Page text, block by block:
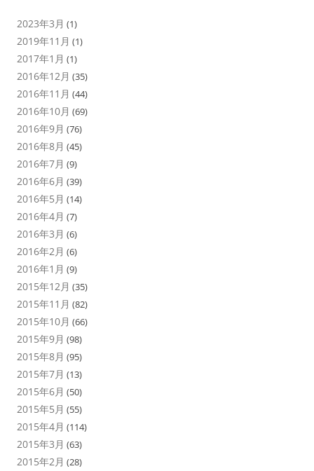
2023年3月 (1)
2019年11月 (1)
2017年1月 (1)
2016年12月 (35)
2016年11月 (44)
2016年10月 (69)
2016年9月 (76)
2016年8月 (45)
2016年7月 (9)
2016年6月 (39)
2016年5月 (14)
2016年4月 (7)
2016年3月 (6)
2016年2月 (6)
2016年1月 (9)
2015年12月 (35)
2015年11月 (82)
2015年10月 (66)
2015年9月 (98)
2015年8月 (95)
2015年7月 (13)
2015年6月 (50)
2015年5月 (55)
2015年4月 (114)
2015年3月 (63)
2015年2月 (28)